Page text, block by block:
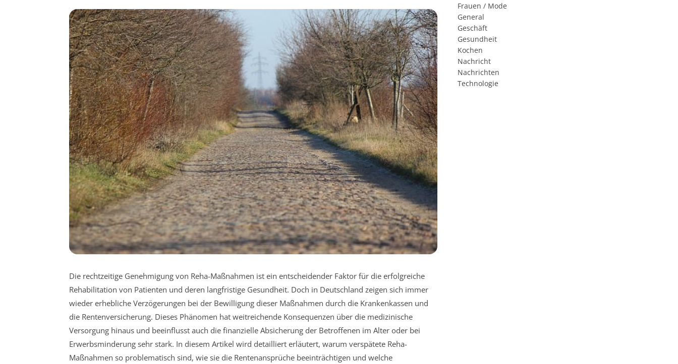
Die rechtzeitige Genehmigung von Reha-Maßnahmen ist ein entscheidender Faktor für die erfolgreiche
Rehabilitation von Patienten und deren langfristige Gesundheit. Doch in Deutschland zeigen sich immer
wieder erhebliche Verzögerungen bei der Bewilligung dieser Maßnahmen durch die Krankenkassen und
die Rentenversicherung. Dieses Phänomen hat weitreichende Konsequenzen über die medizinische
Versorgung hinaus und beeinflusst auch die finanzielle Absicherung der Betroffenen im Alter oder bei
Erwerbsminderung sehr stark. In diesem Artikel wird detailliert erläutert, warum verspätete Reha-
Maßnahmen so problematisch sind, wie sie die Rentenansprüche beeinträchtigen und welche
Frauen / Mode
General
Geschäft
Gesundheit
Kochen
Nachricht
Nachrichten
Technologie